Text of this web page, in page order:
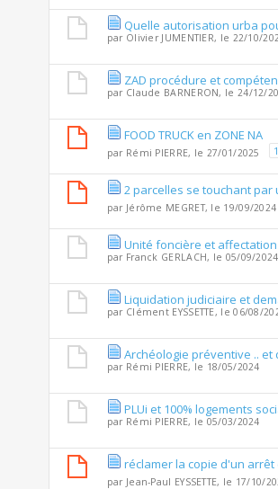
Quelle autorisation urba
par Olivier JUMENTIER, le 22/10/
ZAD procédure et
par Claude BARNERON, le 24/12/
FOOD TRUCK en ZONE NA
par Rémi PIERRE, le 27/01/2025 1
2 parcelles se touchant
par Jérôme MEGRET, le 19/09/2024
Unité foncière et affectation
par Franck GERLACH, le 05/09/2024
Liquidation judiciaire et
par Clément EYSSETTE, le 06/08/
Archéologie préventive .. et
par Rémi PIERRE, le 18/05/2024
PLUi et 100% logements
par Rémi PIERRE, le 05/03/2024
réclamer la copie d'un
par Jean-Paul EYSSETTE, le 17/10/